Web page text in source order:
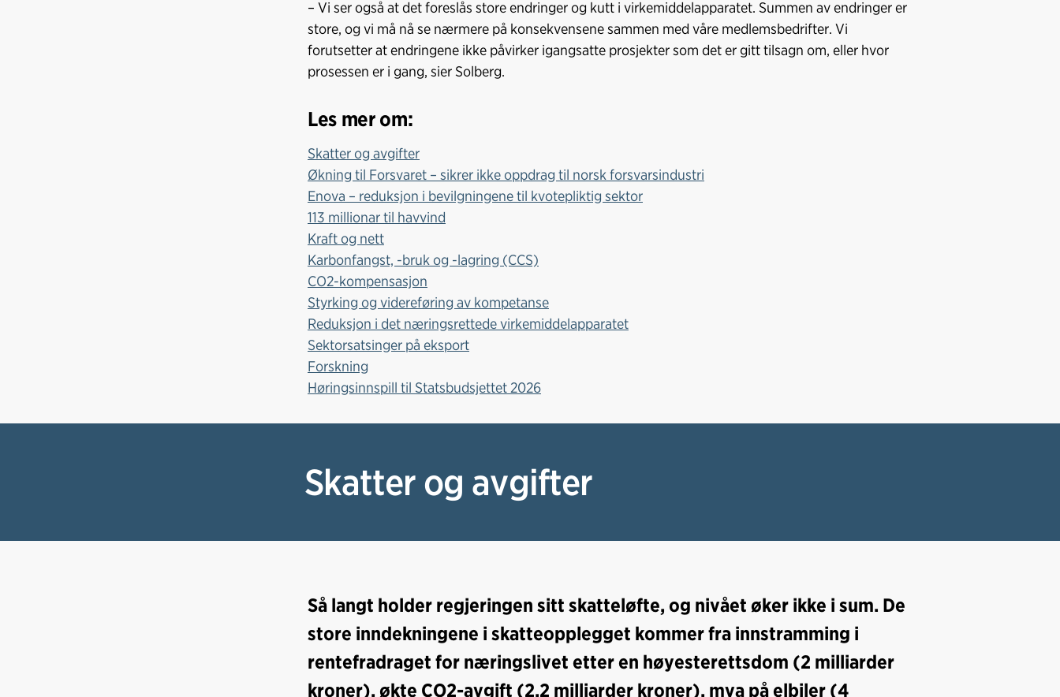
– Vi ser også at det foreslås store endringer og kutt i virkemiddelapparatet. Summen av endringer er
store, og vi må nå se nærmere på konsekvensene sammen med våre medlemsbedrifter. Vi
forutsetter at endringene ikke påvirker igangsatte prosjekter som det er gitt tilsagn om, eller hvor
prosessen er i gang, sier Solberg.
Les mer om:
Skatter og avgifter
Økning til Forsvaret – sikrer ikke oppdrag til norsk forsvarsindustri
Enova – reduksjon i bevilgningene til kvotepliktig sektor
113 millionar til havvind
Kraft og nett
Karbonfangst, -bruk og -lagring (CCS)
CO2-kompensasjon
Styrking og videreføring av kompetanse
Reduksjon i det næringsrettede virkemiddelapparatet
Sektorsatsinger på eksport
Forskning
Høringsinnspill til Statsbudsjettet 2026
Skatter og avgifter
Så langt holder regjeringen sitt skatteløfte, og nivået øker ikke i sum. De
store inndekningene i skatteopplegget kommer fra innstramming i
rentefradraget for næringslivet etter en høyesterettsdom (2 milliarder
kroner), økte CO2-avgift (2,2 milliarder kroner), mva på elbiler (4